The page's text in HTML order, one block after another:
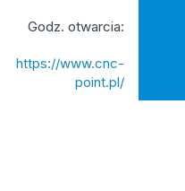
Godz. otwarcia:
https://www.cnc-
point.pl/